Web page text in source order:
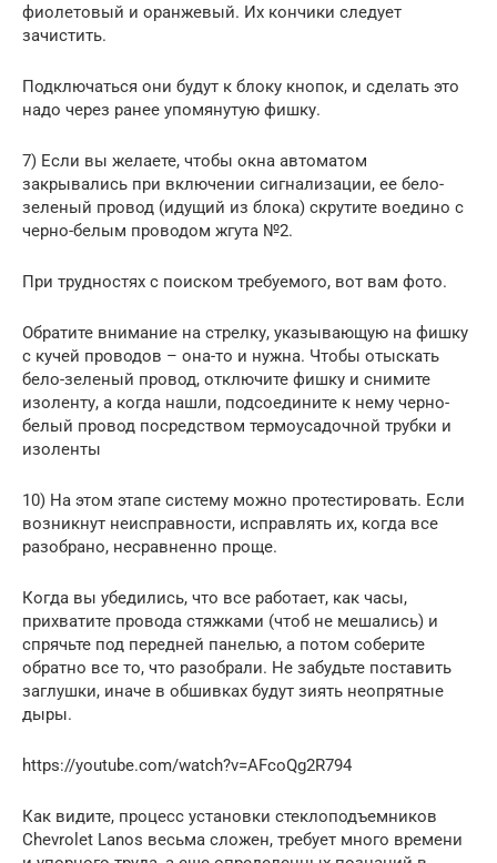
фиолетовый и оранжевый. Их кончики следует
зачистить.
Подключаться они будут к блоку кнопок, и сделать это
надо через ранее упомянутую фишку.
7) Если вы желаете, чтобы окна автоматом
закрывались при включении сигнализации, ее бело-
зеленый провод (идущий из блока) скрутите воедино с
черно-белым проводом жгута №2.
При трудностях с поиском требуемого, вот вам фото.
Обратите внимание на стрелку, указывающую на фишку
с кучей проводов – она-то и нужна. Чтобы отыскать
бело-зеленый провод, отключите фишку и снимите
изоленту, а когда нашли, подсоедините к нему черно-
белый провод посредством термоусадочной трубки и
изоленты
10) На этом этапе систему можно протестировать. Если
возникнут неисправности, исправлять их, когда все
разобрано, несравненно проще.
Когда вы убедились, что все работает, как часы,
прихватите провода стяжками (чтоб не мешались) и
спрячьте под передней панелью, а потом соберите
обратно все то, что разобрали. Не забудьте поставить
заглушки, иначе в обшивках будут зиять неопрятные
дыры.
https://youtube.com/watch?v=AFcoQg2R794
Как видите, процесс установки стеклоподъемников
Chevrolet Lanos весьма сложен, требует много времени